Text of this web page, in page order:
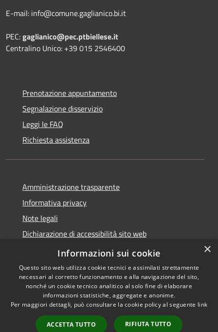
E-mail: info@comune.gaglianico.bi.it
PEC:gaglianico@pec.ptbiellese.it
Centralino Unico: +39 015 2546400
Prenotazione appuntamento
Segnalazione disservizio
Leggi le FAQ
Richiesta assistenza
Amministrazione trasparente
Informativa privacy
Note legali
Dichiarazione di accessibilità sito web
WhistleblowingPA
Accessibilità
Copyright © 2026 • Comune di
Gaglianico • Powered by
Municipium•
Accesso
×
Informazioni sui cookie
Questo sito web utilizza cookie tecnici e assimilati strettamente
necessari al corretto funzionamento e alla navigazione del sito,
nonché un cookie tecnico analitico al solo fine di elaborare
informazioni statistiche, aggregate e anonime.
Per maggiori dettagli, può consultare la cookie policy al seguente link
ACCETTA TUTTO RIFIUTA TUTTO